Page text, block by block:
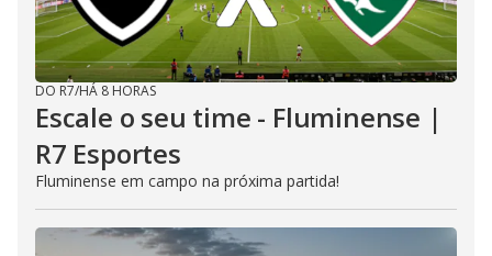
DO R7/HÁ 8 HORAS
Escale o seu time - Fluminense |
R7 Esportes
Fluminense em campo na próxima partida!